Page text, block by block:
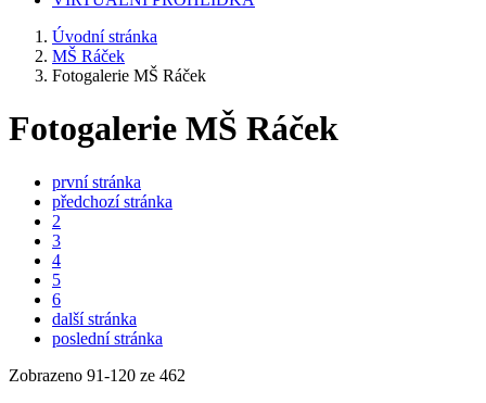
Úvodní stránka
MŠ Ráček
Fotogalerie MŠ Ráček
Fotogalerie MŠ Ráček
první stránka
předchozí stránka
2
3
4
5
6
další stránka
poslední stránka
Zobrazeno 91-120 ze 462